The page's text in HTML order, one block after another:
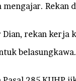
Rekan
rekan kerja